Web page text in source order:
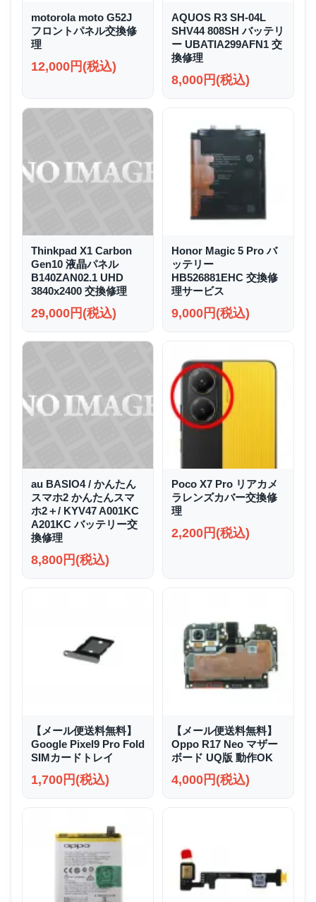
motorola moto G52J
フロントパネル交換修
理
12,000円(税込)
AQUOS R3 SH-04L
SHV44 808SH バッテリ
ー UBATIA299AFN1 交
換修理
8,000円(税込)
Thinkpad X1 Carbon
Gen10 液晶パネル
B140ZAN02.1 UHD
3840x2400 交換修理
29,000円(税込)
Honor Magic 5 Pro バ
ッテリー
HB526881EHC 交換修
理サービス
9,000円(税込)
au BASIO4 / かんたん
スマホ2 かんたんスマ
ホ2＋/ KYV47 A001KC
A201KC バッテリー交
換修理
8,800円(税込)
Poco X7 Pro リアカメ
ラレンズカバー交換修
理
2,200円(税込)
【メール便送料無料】
Google Pixel9 Pro Fold
SIMカードトレイ
1,700円(税込)
【メール便送料無料】
Oppo R17 Neo マザー
ボード UQ版 動作OK
4,000円(税込)